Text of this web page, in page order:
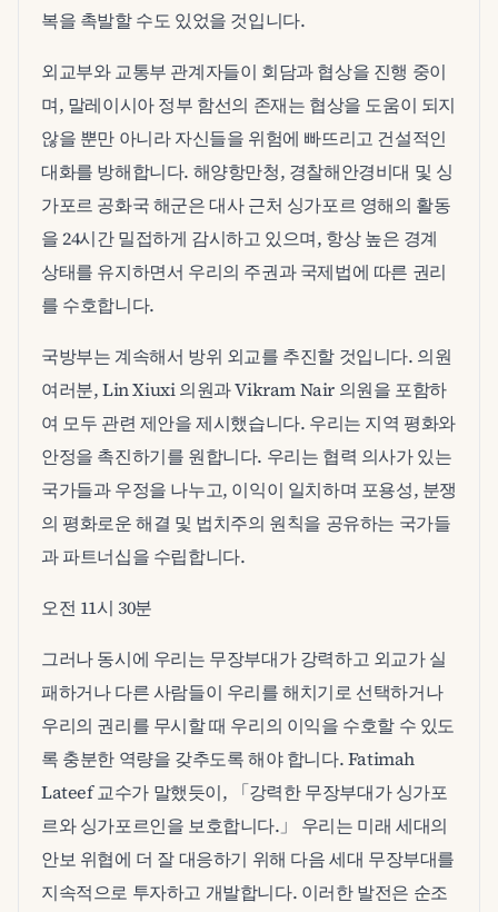
복을 촉발할 수도 있었을 것입니다.
외교부와 교통부 관계자들이 회담과 협상을 진행 중이
며, 말레이시아 정부 함선의 존재는 협상을 도움이 되지
않을 뿐만 아니라 자신들을 위험에 빠뜨리고 건설적인
대화를 방해합니다. 해양항만청, 경찰해안경비대 및 싱
가포르 공화국 해군은 대사 근처 싱가포르 영해의 활동
을 24시간 밀접하게 감시하고 있으며, 항상 높은 경계
상태를 유지하면서 우리의 주권과 국제법에 따른 권리
를 수호합니다.
국방부는 계속해서 방위 외교를 추진할 것입니다. 의원
여러분, Lin Xiuxi 의원과 Vikram Nair 의원을 포함하
여 모두 관련 제안을 제시했습니다. 우리는 지역 평화와
안정을 촉진하기를 원합니다. 우리는 협력 의사가 있는
국가들과 우정을 나누고, 이익이 일치하며 포용성, 분쟁
의 평화로운 해결 및 법치주의 원칙을 공유하는 국가들
과 파트너십을 수립합니다.
오전 11시 30분
그러나 동시에 우리는 무장부대가 강력하고 외교가 실
패하거나 다른 사람들이 우리를 해치기로 선택하거나
우리의 권리를 무시할 때 우리의 이익을 수호할 수 있도
록 충분한 역량을 갖추도록 해야 합니다. Fatimah
Lateef 교수가 말했듯이, 「강력한 무장부대가 싱가포
르와 싱가포르인을 보호합니다.」 우리는 미래 세대의
안보 위협에 더 잘 대응하기 위해 다음 세대 무장부대를
지속적으로 투자하고 개발합니다. 이러한 발전은 순조